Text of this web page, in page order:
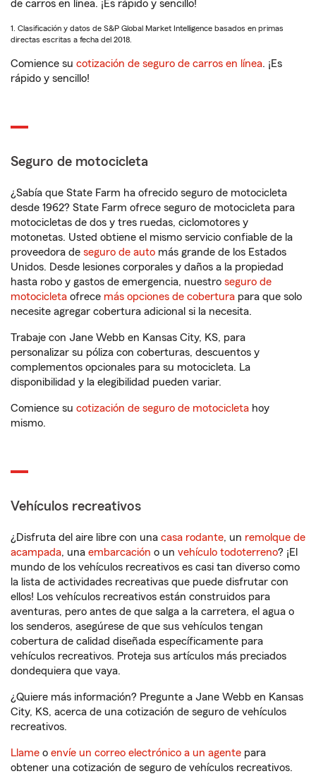
de carros en línea. ¡Es rápido y sencillo!
1. Clasificación y datos de S&P Global Market Intelligence basados en primas
directas escritas a fecha del 2018.
Comience su cotización de seguro de carros en línea. ¡Es
rápido y sencillo!
Seguro de motocicleta
¿Sabía que State Farm ha ofrecido seguro de motocicleta
desde 1962? State Farm ofrece seguro de motocicleta para
motocicletas de dos y tres ruedas, ciclomotores y
motonetas. Usted obtiene el mismo servicio confiable de la
proveedora de seguro de auto más grande de los Estados
Unidos. Desde lesiones corporales y daños a la propiedad
hasta robo y gastos de emergencia, nuestro seguro de
motocicleta ofrece más opciones de cobertura para que solo
necesite agregar cobertura adicional si la necesita.
Trabaje con Jane Webb en Kansas City, KS, para
personalizar su póliza con coberturas, descuentos y
complementos opcionales para su motocicleta. La
disponibilidad y la elegibilidad pueden variar.
Comience su cotización de seguro de motocicleta hoy
mismo.
Vehículos recreativos
¿Disfruta del aire libre con una casa rodante, un remolque de
acampada, una embarcación o un vehículo todoterreno? ¡El
mundo de los vehículos recreativos es casi tan diverso como
la lista de actividades recreativas que puede disfrutar con
ellos! Los vehículos recreativos están construidos para
aventuras, pero antes de que salga a la carretera, el agua o
los senderos, asegúrese de que sus vehículos tengan
cobertura de calidad diseñada específicamente para
vehículos recreativos. Proteja sus artículos más preciados
dondequiera que vaya.
¿Quiere más información? Pregunte a Jane Webb en Kansas
City, KS, acerca de una cotización de seguro de vehículos
recreativos.
Llame o envíe un correo electrónico a un agente para
obtener una cotización de seguro de vehículos recreativos.